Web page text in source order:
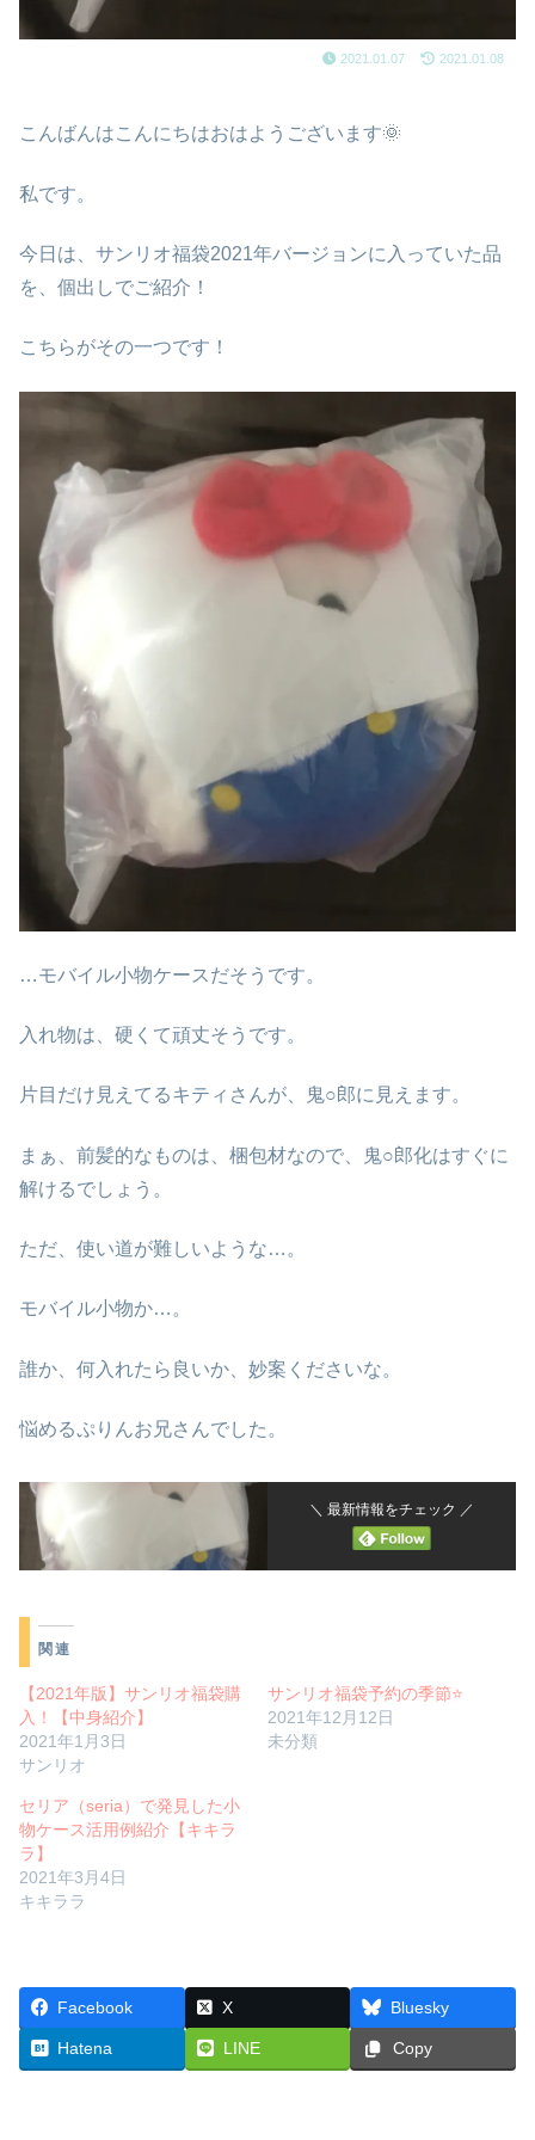
2021.01.07 2021.01.08
こんばんはこんにちはおはようございます🌞
私です。
今日は、サンリオ福袋2021年バージョンに入っていた品
を、個出しでご紹介！
こちらがその一つです！
…モバイル小物ケースだそうです。
入れ物は、硬くて頑丈そうです。
片目だけ見えてるキティさんが、鬼○郎に見えます。
まぁ、前髪的なものは、梱包材なので、鬼○郎化はすぐに
解けるでしょう。
ただ、使い道が難しいような…。
モバイル小物か…。
誰か、何入れたら良いか、妙案くださいな。
悩めるぷりんお兄さんでした。
＼ 最新情報をチェック ／
関連
【2021年版】サンリオ福袋購
入！【中身紹介】
2021年1月3日
サンリオ
サンリオ福袋予約の季節⭐️
2021年12月12日
未分類
セリア（seria）で発見した小
物ケース活用例紹介【キキラ
ラ】
2021年3月4日
キキララ
Facebook X Bluesky
Hatena LINE Copy